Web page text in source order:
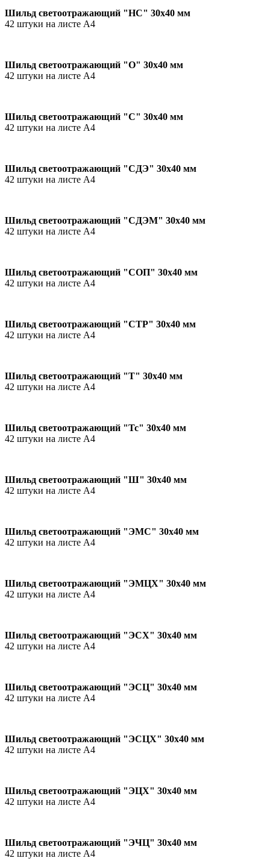
Шильд светоотражающий "НС" 30х40 мм
42 штуки на листе А4
Шильд светоотражающий "О" 30х40 мм
42 штуки на листе А4
Шильд светоотражающий "C" 30х40 мм
42 штуки на листе А4
Шильд светоотражающий "CДЭ" 30х40 мм
42 штуки на листе А4
Шильд светоотражающий "CДЭМ" 30х40 мм
42 штуки на листе А4
Шильд светоотражающий "СОП" 30х40 мм
42 штуки на листе А4
Шильд светоотражающий "СТР" 30х40 мм
42 штуки на листе А4
Шильд светоотражающий "Т" 30х40 мм
42 штуки на листе А4
Шильд светоотражающий "Тс" 30х40 мм
42 штуки на листе А4
Шильд светоотражающий "Ш" 30х40 мм
42 штуки на листе А4
Шильд светоотражающий "ЭМС" 30х40 мм
42 штуки на листе А4
Шильд светоотражающий "ЭМЦХ" 30х40 мм
42 штуки на листе А4
Шильд светоотражающий "ЭCХ" 30х40 мм
42 штуки на листе А4
Шильд светоотражающий "ЭСЦ" 30х40 мм
42 штуки на листе А4
Шильд светоотражающий "ЭСЦХ" 30х40 мм
42 штуки на листе А4
Шильд светоотражающий "ЭЦХ" 30х40 мм
42 штуки на листе А4
Шильд светоотражающий "ЭЧЦ" 30х40 мм
42 штуки на листе А4